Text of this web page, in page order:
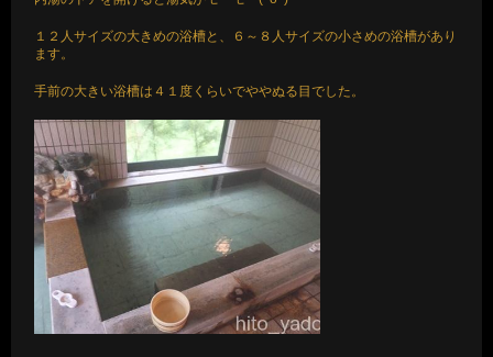
１２人サイズの大きめの浴槽と、６～８人サイズの小さめの浴槽があり
ます。
手前の大きい浴槽は４１度くらいでややぬる目でした。